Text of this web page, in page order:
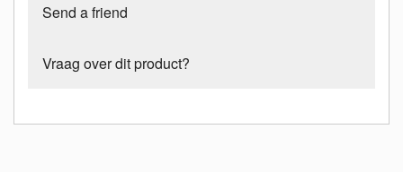
Send a friend
Vraag over dit product?